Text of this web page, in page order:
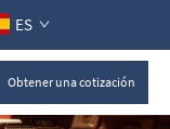
ES
Obtener una cotización